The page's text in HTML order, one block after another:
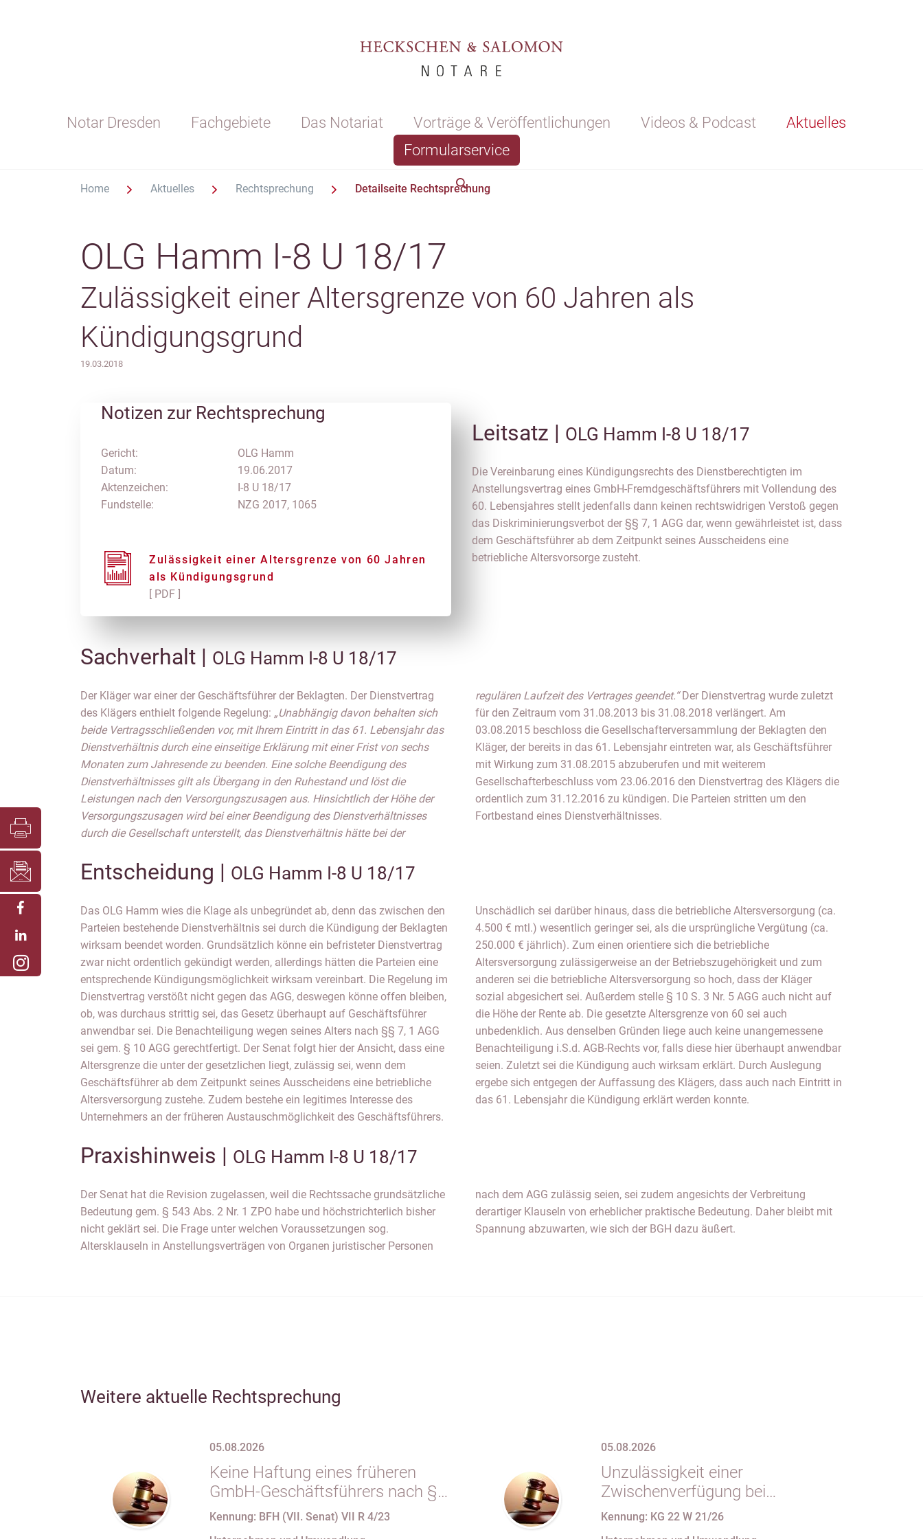
Notar Dresden Fachgebiete Das Notariat Vorträge & Veröffentlichungen Videos & Podcast
Aktuelles
Formularservice
Home Aktuelles Rechtsprechung Detailseite Rechtsprechung
OLG Hamm I-8 U 18/17
Zulässigkeit einer Altersgrenze von 60 Jahren als
Kündigungsgrund
19.03.2018
Notizen zur Rechtsprechung
Gericht:
Datum:
Aktenzeichen:
Fundstelle:
OLG Hamm
19.06.2017
I-8 U 18/17
NZG 2017, 1065
Zulässigkeit einer Altersgrenze von 60 Jahren
als Kündigungsgrund
[ PDF ]
Leitsatz | OLG Hamm I-8 U 18/17
Die Vereinbarung eines Kündigungsrechts des Dienstberechtigten im
Anstellungsvertrag eines GmbH-Fremdgeschäftsführers mit Vollendung des
60. Lebensjahres stellt jedenfalls dann keinen rechtswidrigen Verstoß gegen
das Diskriminierungsverbot der §§ 7, 1 AGG dar, wenn gewährleistet ist, dass
dem Geschäftsführer ab dem Zeitpunkt seines Ausscheidens eine
betriebliche Altersvorsorge zusteht.
Sachverhalt | OLG Hamm I-8 U 18/17
Der Kläger war einer der Geschäftsführer der Beklagten. Der Dienstvertrag
des Klägers enthielt folgende Regelung: „Unabhängig davon behalten sich
beide Vertragsschließenden vor, mit Ihrem Eintritt in das 61. Lebensjahr das
Dienstverhältnis durch eine einseitige Erklärung mit einer Frist von sechs
Monaten zum Jahresende zu beenden. Eine solche Beendigung des
Dienstverhältnisses gilt als Übergang in den Ruhestand und löst die
Leistungen nach den Versorgungszusagen aus. Hinsichtlich der Höhe der
Versorgungszusagen wird bei einer Beendigung des Dienstverhältnisses
durch die Gesellschaft unterstellt, das Dienstverhältnis hätte bei der
regulären Laufzeit des Vertrages geendet.“Der Dienstvertrag wurde zuletzt
für den Zeitraum vom 31.08.2013 bis 31.08.2018 verlängert. Am
03.08.2015 beschloss die Gesellschafterversammlung der Beklagten den
Kläger, der bereits in das 61. Lebensjahr eintreten war, als Geschäftsführer
mit Wirkung zum 31.08.2015 abzuberufen und mit weiterem
Gesellschafterbeschluss vom 23.06.2016 den Dienstvertrag des Klägers die
ordentlich zum 31.12.2016 zu kündigen. Die Parteien stritten um den
Fortbestand eines Dienstverhältnisses.
Entscheidung | OLG Hamm I-8 U 18/17
Das OLG Hamm wies die Klage als unbegründet ab, denn das zwischen den
Parteien bestehende Dienstverhältnis sei durch die Kündigung der Beklagten
wirksam beendet worden. Grundsätzlich könne ein befristeter Dienstvertrag
zwar nicht ordentlich gekündigt werden, allerdings hätten die Parteien eine
entsprechende Kündigungsmöglichkeit wirksam vereinbart. Die Regelung im
Dienstvertrag verstößt nicht gegen das AGG, deswegen könne offen bleiben,
ob, was durchaus strittig sei, das Gesetz überhaupt auf Geschäftsführer
anwendbar sei. Die Benachteiligung wegen seines Alters nach §§ 7, 1 AGG
sei gem. § 10 AGG gerechtfertigt. Der Senat folgt hier der Ansicht, dass eine
Altersgrenze die unter der gesetzlichen liegt, zulässig sei, wenn dem
Geschäftsführer ab dem Zeitpunkt seines Ausscheidens eine betriebliche
Altersversorgung zustehe. Zudem bestehe ein legitimes Interesse des
Unternehmers an der früheren Austauschmöglichkeit des Geschäftsführers.
Unschädlich sei darüber hinaus, dass die betriebliche Altersversorgung (ca.
4.500 € mtl.) wesentlich geringer sei, als die ursprüngliche Vergütung (ca.
250.000 € jährlich). Zum einen orientiere sich die betriebliche
Altersversorgung zulässigerweise an der Betriebszugehörigkeit und zum
anderen sei die betriebliche Altersversorgung so hoch, dass der Kläger
sozial abgesichert sei. Außerdem stelle § 10 S. 3 Nr. 5 AGG auch nicht auf
die Höhe der Rente ab. Die gesetzte Altersgrenze von 60 sei auch
unbedenklich. Aus denselben Gründen liege auch keine unangemessene
Benachteiligung i.S.d. AGB-Rechts vor, falls diese hier überhaupt anwendbar
seien. Zuletzt sei die Kündigung auch wirksam erklärt. Durch Auslegung
ergebe sich entgegen der Auffassung des Klägers, dass auch nach Eintritt in
das 61. Lebensjahr die Kündigung erklärt werden konnte.
Praxishinweis | OLG Hamm I-8 U 18/17
Der Senat hat die Revision zugelassen, weil die Rechtssache grundsätzliche
Bedeutung gem. § 543 Abs. 2 Nr. 1 ZPO habe und höchstrichterlich bisher
nicht geklärt sei. Die Frage unter welchen Voraussetzungen sog.
Altersklauseln in Anstellungsverträgen von Organen juristischer Personen
nach dem AGG zulässig seien, sei zudem angesichts der Verbreitung
derartiger Klauseln von erheblicher praktische Bedeutung. Daher bleibt mit
Spannung abzuwarten, wie sich der BGH dazu äußert.
Weitere aktuelle Rechtsprechung
05.08.2026
Keine Haftung eines früheren
GmbH-Geschäftsführers nach §
69 Satz 1 i.V.m. § 34 Abs. 1 AO
Kennung: BFH (VII. Senat) VII R 4/23
05.08.2026
Unzulässigkeit einer
Zwischenverfügung bei
endgültigem
Kennung: KG 22 W 21/26